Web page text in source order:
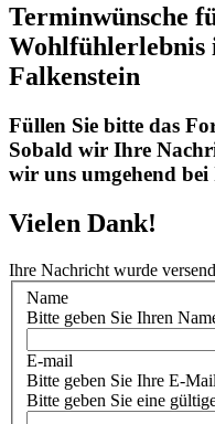
Terminwünsche
Wohlfühlerlebnis
Falkenstein
Füllen Sie bitte das
Sobald wir Ihre
wir uns umgehend bei
Vielen Dank!
Ihre Nachricht wurde
Name
Bitte geben Sie Ihren
E-mail
Bitte geben Sie Ihre E-
Bitte geben Sie eine